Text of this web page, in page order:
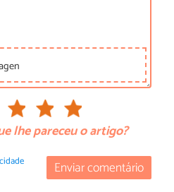
lhe pareceu o artigo?
Enviar comentário